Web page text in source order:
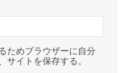
ためブラウザーに自分
サイトを保存する。